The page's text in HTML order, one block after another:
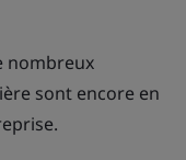
nombreux
sont encore en